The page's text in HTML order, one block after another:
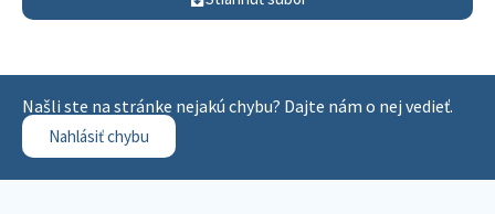
Našli ste na stránke nejakú chybu? Dajte nám o nej vedieť.
Nahlásiť chybu